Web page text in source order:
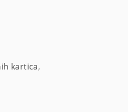
kartica,